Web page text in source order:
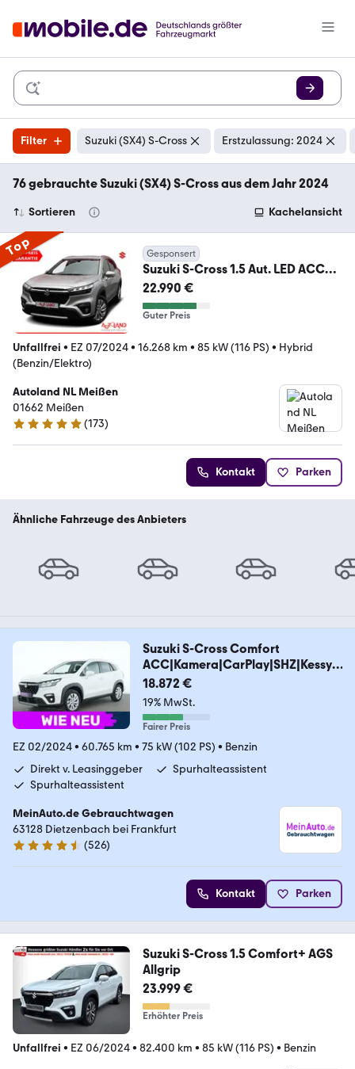
Filter Suzuki (SX4) S-Cross Erstzulassung: 2024
76 gebrauchte Suzuki (SX4) S-Cross aus dem Jahr 2024
Sortieren Kachelansicht
Top Gesponsert
Suzuki S-Cross 1.5 Aut. LED ACC
Kamera Sitzheizung
22.990 €
Guter Preis
Unfallfrei • EZ 07/2024• 16.268 km • 85 kW (116 PS) • Hybrid
(Benzin/Elektro)
Autoland NL Meißen
01662 Meißen
4.8 Sterne
(173)
Kontakt Parken
Ähnliche Fahrzeuge des Anbieters
Suzuki S-Cross Comfort
ACC|Kamera|CarPlay|SHZ|Kessy|L
ED
18.872 €
19% MwSt.
Fairer Preis
EZ 02/2024• 60.765 km • 75 kW (102 PS) • Benzin
Direkt v. Leasinggeber
Spurhalteassistent
Spurhalteassistent
MeinAuto.de Gebrauchtwagen
63128 Dietzenbach bei Frankfurt
4.7 Sterne
(526)
Kontakt Parken
Suzuki S-Cross 1.5 Comfort+ AGS
Allgrip
23.999 €
Erhöhter Preis
Unfallfrei • EZ 06/2024• 82.400 km • 85 kW (116 PS) • Benzin